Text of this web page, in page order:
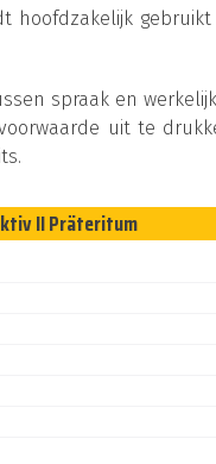
hoofdzakelijk
spraak en
uit te
II Präteritum